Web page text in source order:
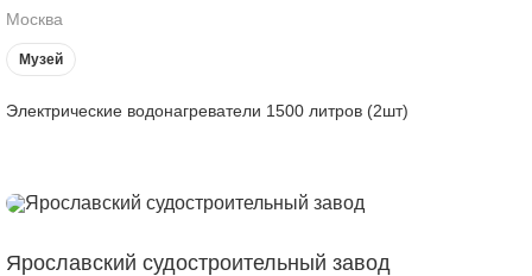
Москва
Музей
Электрические водонагреватели 1500 литров (2шт)
Ярославский судостроительный завод